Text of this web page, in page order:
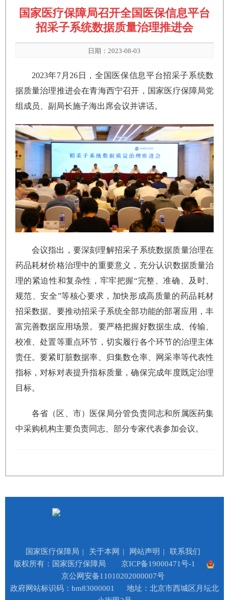
国家医疗保障局召开全国医保信息平台
招采子系统数据质量治理推进会
日期：2023-08-03
2023年7月26日，全国医保信息平台招采子系统数
据质量治理推进会在青海西宁召开， 国家医疗保障局党
组成员、副局长施子海出席会议并讲话。
会议指出，要深刻理解招采子系统数据质量治理在
药品耗材价格治理中的重要意义，充分认识数据质量治
理的紧迫性和复杂性，牢牢把握“完整、准确、及时、
规范、安全”等核心要求，加快形成高质量的药品耗材
招采数据。要推动招采子系统全部功能的部署应用，丰
富完善数据应用场景。要严格把握好数据生成、传输、
校准、处置等重点环节，切实履行各个环节的治理主体
责任。要紧盯脏数据率、归集数仓率、网采率等代表性
指标，对标对表提升指标质量，确保完成年度既定治理
目标。
各省（区、市）医保局分管负责同志和所属医药集
中采购机构主要负责同志、部分专家代表参加会议。
国家医疗保障局 | 关于本网 | 网站声明 |
联系我们
版权所有：国家医疗保障局
京ICP备19000471号-1
京公网安备11010202000007号
政府网站标识码：bm83000001
地址：北京市西城区月坛北